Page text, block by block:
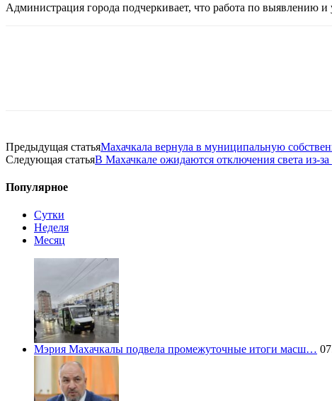
Администрация города подчеркивает, что работа по выявлению
Предыдущая статьяМахачкала вернула в муниципальную
Следующая статьяВ Махачкале ожидаются отключения света из-
Популярное
Сутки
Неделя
Месяц
Мэрия Махачкалы подвела промежуточные итоги масш…